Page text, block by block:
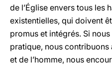
de l’Église envers tous les
existentielles, qui doivent
promus et intégrés. Si
pratique, nous
et de l’homme, nous